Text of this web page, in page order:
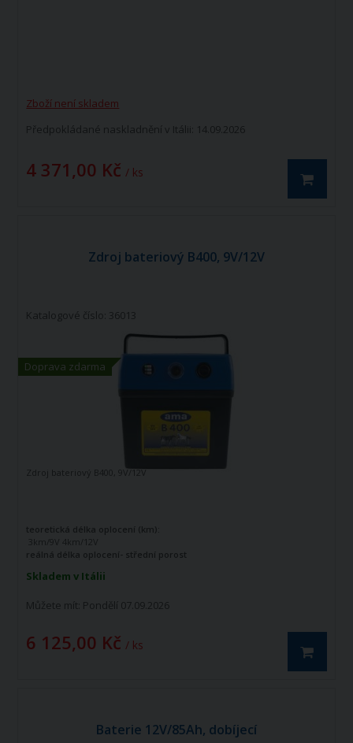
Zboží není skladem
Předpokládané naskladnění v Itálii: 14.09.2026
4 371,00 Kč / ks
Zdroj bateriový B400, 9V/12V
Doprava zdarma
Katalogové číslo: 36013
Skladem v Itálii
Můžete mít: Pondělí 07.09.2026
6 125,00 Kč / ks
Zdroj bateriový B400, 9V/12V
teoretická délka oplocení (km):
3km/9V 4km/12V
reálná délka oplocení- střední porost
maximální výstupní napětí (V):
Baterie 12V/85Ah, dobíjecí